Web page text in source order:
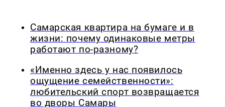
Самарская квартира на бумаге и в
жизни: почему одинаковые метры
работают по-разному?
«Именно здесь у нас появилось
ощущение семейственности»:
любительский спорт возвращается
во дворы Самары